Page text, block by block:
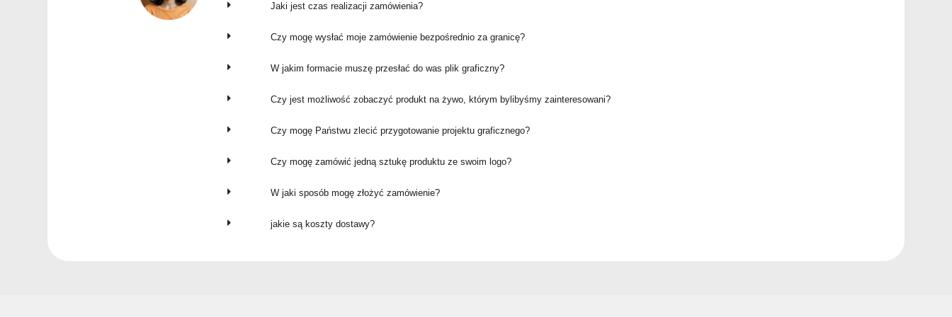
Jaki jest czas realizacji zamówienia?
Czy mogę wysłać moje zamówienie bezpośrednio za granicę?
W jakim formacie muszę przesłać do was plik graficzny?
Czy jest możliwość zobaczyć produkt na żywo, którym bylibyśmy zainteresowani?
Czy mogę Państwu zlecić przygotowanie projektu graficznego?
Czy mogę zamówić jedną sztukę produktu ze swoim logo?
W jaki sposób mogę złożyć zamówienie?
jakie są koszty dostawy?